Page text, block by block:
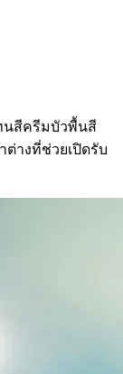
นสีครีมบัวพื้นสี
างที่ช่วยเปิดรับ